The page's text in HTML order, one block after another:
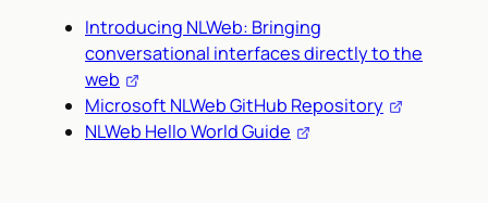
Introducing NLWeb: Bringing
conversational interfaces directly to the
web
Microsoft NLWeb GitHub Repository
NLWeb Hello World Guide